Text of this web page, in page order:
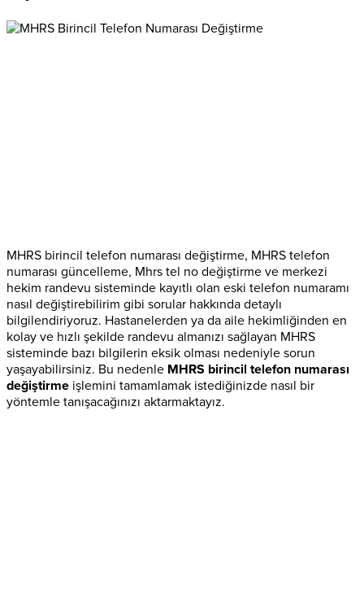
MHRS birincil telefon numarası değiştirme, MHRS telefon
numarası güncelleme, Mhrs tel no değiştirme ve merkezi
hekim randevu sisteminde kayıtlı olan eski telefon numaramı
nasıl değiştirebilirim gibi sorular hakkında detaylı
bilgilendiriyoruz. Hastanelerden ya da aile hekimliğinden en
kolay ve hızlı şekilde randevu almanızı sağlayan MHRS
sisteminde bazı bilgilerin eksik olması nedeniyle sorun
yaşayabilirsiniz. Bu nedenle MHRS birincil telefon numarası
değiştirme işlemini tamamlamak istediğinizde nasıl bir
yöntemle tanışacağınızı aktarmaktayız.